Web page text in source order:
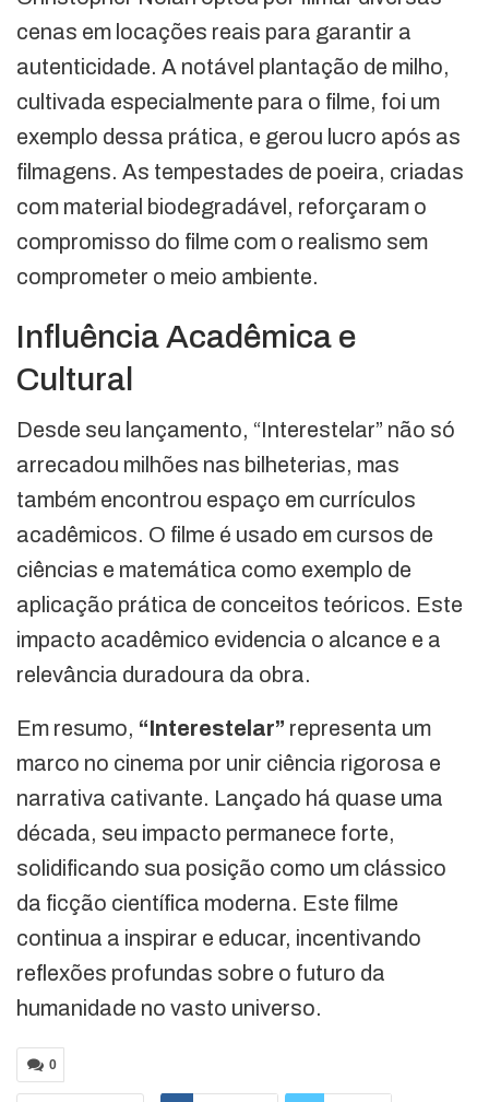
cenas em locações reais para garantir a
autenticidade. A notável plantação de milho,
cultivada especialmente para o filme, foi um
exemplo dessa prática, e gerou lucro após as
filmagens. As tempestades de poeira, criadas
com material biodegradável, reforçaram o
compromisso do filme com o realismo sem
comprometer o meio ambiente.
Influência Acadêmica e
Cultural
Desde seu lançamento, “Interestelar” não só
arrecadou milhões nas bilheterias, mas
também encontrou espaço em currículos
acadêmicos. O filme é usado em cursos de
ciências e matemática como exemplo de
aplicação prática de conceitos teóricos. Este
impacto acadêmico evidencia o alcance e a
relevância duradoura da obra.
Em resumo, “Interestelar” representa um
marco no cinema por unir ciência rigorosa e
narrativa cativante. Lançado há quase uma
década, seu impacto permanece forte,
solidificando sua posição como um clássico
da ficção científica moderna. Este filme
continua a inspirar e educar, incentivando
reflexões profundas sobre o futuro da
humanidade no vasto universo.
0